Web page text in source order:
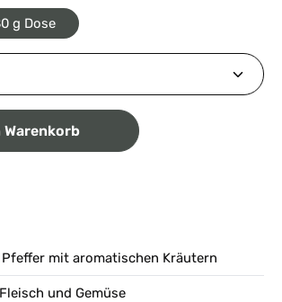
g Dose
Gib den gewünschten Wert ein
Warenkorb
mit aromatischen Kräutern
und Gemüse